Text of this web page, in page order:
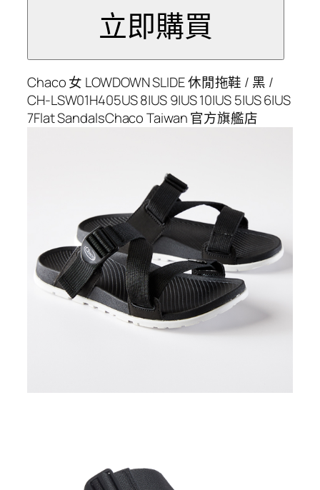
Chaco 女 LOWDOWN SLIDE 休閒拖鞋 / 黑 /
CH-LSW01H405US 8|US 9|US 10|US 5|US 6|US
7Flat SandalsChaco Taiwan 官方旗艦店